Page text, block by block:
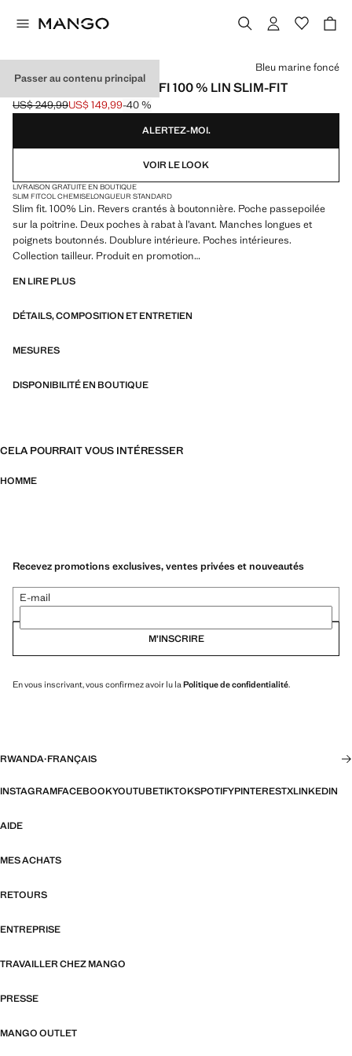
Passer au contenu principal
VESTE COSTUME AMALFI 100 % LIN SLIM-FIT
Prix initial barré [US$ 249,99 ]
US$ 249,99
Prix actuel [US$ 149,99 ]
US$ 149,99-40 %
Choisissez une couleur
Bleu marine foncé
ALERTEZ-MOI.
VOIR LE LOOK
LIVRAISON GRATUITE EN BOUTIQUE
SLIM FITCOL CHEMISELONGUEUR STANDARD
Slim fit. 100% Lin. Revers crantés à boutonnière. Poche passepoilée
sur la poitrine. Deux poches à rabat à l’avant. Manches longues et
poignets boutonnés. Doublure intérieure. Poches intérieures.
Collection tailleur. Produit en promotion
Le tissu de cette chemise possède une finition particulière, il a été traité
facilement et efficacement. Durabilité : 30/40 lavages
EN LIRE PLUS
DÉTAILS, COMPOSITION ET ENTRETIEN
MESURES
DISPONIBILITÉ EN BOUTIQUE
CELA POURRAIT VOUS INTÉRESSER
HOMME
Recevez promotions exclusives, ventes privées et nouveautés
E-mail
M’INSCRIRE
En vous inscrivant, vous confirmez avoir lu la Politique de confidentialité.
RWANDA·FRANÇAIS
INSTAGRAMFACEBOOKYOUTUBETIKTOKSPOTIFYPINTERESTXLINKEDIN
AIDE
MES ACHATS
RETOURS
ENTREPRISE
TRAVAILLER CHEZ MANGO
PRESSE
MANGO OUTLET